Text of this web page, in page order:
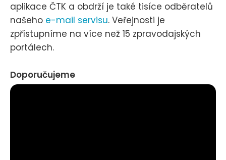
aplikace ČTK a obdrží je také tisíce odběratelů
našeho e-mail servisu. Veřejnosti je
zpřístupníme na více než 15 zpravodajských
portálech.
Doporučujeme